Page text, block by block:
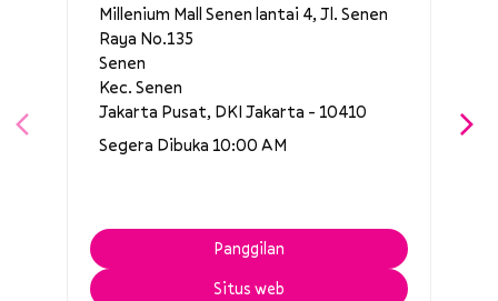
Millenium Mall Senen lantai 4, Jl. Senen
Raya No.135
Senen
Kec. Senen
Jakarta Pusat, DKI Jakarta - 10410
Segera Dibuka 10:00 AM
Panggilan
Situs web